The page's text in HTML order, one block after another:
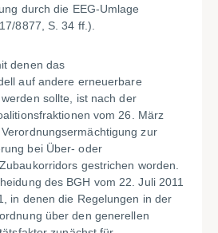
durch die EEG-Umlage
8877, S. 34 ff.).
denen das
auf andere erneuerbare
sollte, ist nach der
vom 26. März
zur
bei Über- oder
gestrichen worden.
des BGH vom 22. Juli 2011
in denen die Regelungen in der
über den generellen